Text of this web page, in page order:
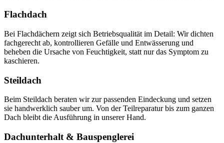
Flachdach
Bei Flachdächern zeigt sich Betriebsqualität im Detail: Wir dichten
fachgerecht ab, kontrollieren Gefälle und Entwässerung und
beheben die Ursache von Feuchtigkeit, statt nur das Symptom zu
kaschieren.
Steildach
Beim Steildach beraten wir zur passenden Eindeckung und setzen
sie handwerklich sauber um. Von der Teilreparatur bis zum ganzen
Dach bleibt die Ausführung in unserer Hand.
Dachunterhalt & Bauspenglerei